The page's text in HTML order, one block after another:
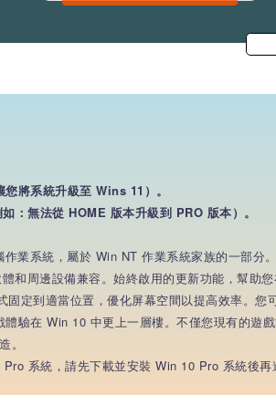
將系統升級至 Wins 11）。
：無法從 HOME 版本升級到 PRO 版本）。
業系統，屬於 Win NT 作業系統家族的一部分
和周邊設備兼容。始終啟用的更新功能，幫助
定到適當位置，優化屏幕空間以提高效率。
驗在 Win 10 中更上一層樓。不僅您現有的
。
系統，請先下載並安裝 Win 10 Pro 系統後再